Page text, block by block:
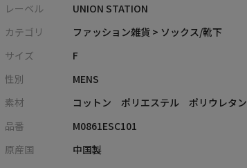
レーベル
UNION STATION
カテゴリ
ファッション雑貨 > ソックス/靴下
サイズ
F
性別
MENS
素材
コットン ポリエステル ポリウレタン
品番
M0861ESC101
原産国
中国製